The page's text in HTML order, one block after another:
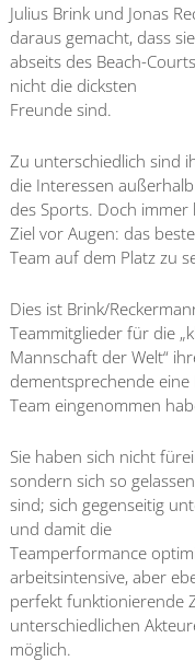
Julius Brink und Jonas
daraus gemacht, dass sie
abseits des Beach-
nicht die dicksten
Freunde sind.
Zu unterschiedlich sind
die Interessen außerhalb
des Sports. Doch
Ziel vor Augen: das beste
Team auf dem Platz zu
Dies ist Brink/
Teammitglieder für die
Mannschaft der Welt“
dementsprechende eine
Team eingenommen
Sie haben sich nicht
sondern sich so
sind; sich gegenseitig
und damit die
Teamperformance
arbeitsintensive, aber
perfekt funktionierende
unterschiedlichen
möglich.